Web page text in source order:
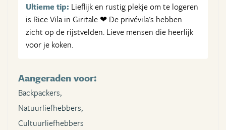
Ultieme tip: Lieflijk en rustig plekje om te logeren
is Rice Vila in Giritale ❤ De privévila's hebben
zicht op de rijstvelden. Lieve mensen die heerlijk
voor je koken.
Aangeraden voor:
Backpackers,
Natuurliefhebbers,
Cultuurliefhebbers